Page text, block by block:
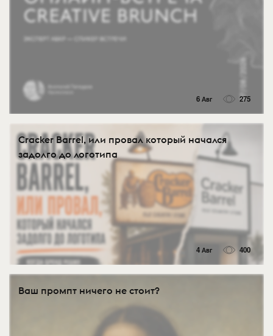
6 Авг 275
Cracker Barrel, или провал который начался
задолго до логотипа
4 Авг 400
Ваш промпт ничего не стоит?